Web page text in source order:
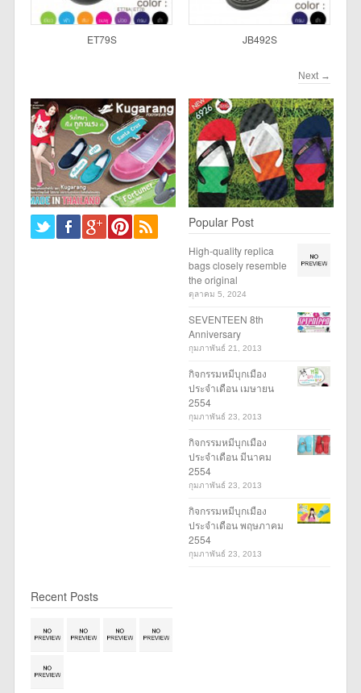
ET79S JB492S
Next →
Popular Post
High-quality replica
bags closely resemble
the original
ตุลาคม 5, 2024
SEVENTEEN 8th
Anniversary
กุมภาพันธ์ 21, 2013
กิจกรรมหมีบุกเมือง
ประจำเดือน เมษายน
2554
กุมภาพันธ์ 23, 2013
กิจกรรมหมีบุกเมือง
ประจำเดือน มีนาคม
2554
กุมภาพันธ์ 23, 2013
กิจกรรมหมีบุกเมือง
ประจำเดือน พฤษภาคม
2554
กุมภาพันธ์ 23, 2013
Recent Posts